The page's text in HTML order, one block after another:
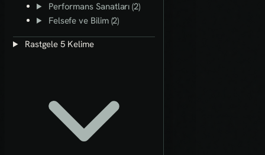
Performans Sanatları (2)
Felsefe ve Bilim (2)
Rastgele 5 Kelime